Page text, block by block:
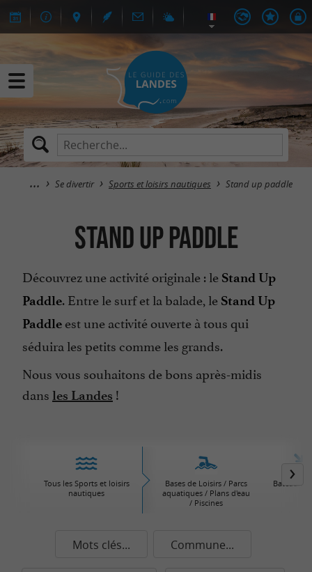
Se divertir Sports et loisirs nautiques Stand up paddle
Stand up paddle
Découvrez une activité originale : le Stand Up
Paddle. Entre le surf et la balade, le Stand Up
Paddle est une activité ouverte à tous qui
séduira les petits comme les grands.
Nous vous souhaitons de bons après-midis
dans les Landes !
Tous les Sports et loisirs
nautiques
Bases de Loisirs / Parcs
aquatiques / Plans d'eau
/ Piscines
Bateaux /
Mots clés... Commune...